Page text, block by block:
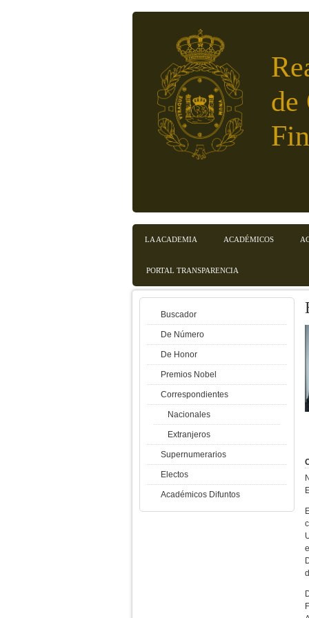
de
Menú principal
LA ACADEMIA ACADÉMICOS
PORTAL TRANSPARENCIA
Buscador
De Número
De Honor
Premios Nobel
Correspondientes
Nacionales
Extranjeros
Supernumerarios
Electos
Académicos Difuntos